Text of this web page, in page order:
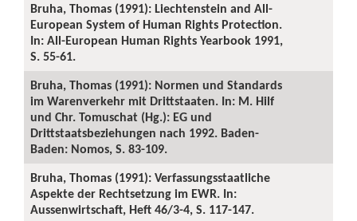
Bruha, Thomas (1991): Liechtenstein and All-
European System of Human Rights Protection.
In: All-European Human Rights Yearbook 1991,
S. 55-61.
Bruha, Thomas (1991): Normen und Standards
im Warenverkehr mit Drittstaaten. In: M. Hilf
und Chr. Tomuschat (Hg.): EG und
Drittstaatsbeziehungen nach 1992. Baden-
Baden: Nomos, S. 83-109.
Bruha, Thomas (1991): Verfassungsstaatliche
Aspekte der Rechtsetzung im EWR. In:
Aussenwirtschaft, Heft 46/3-4, S. 117-147.